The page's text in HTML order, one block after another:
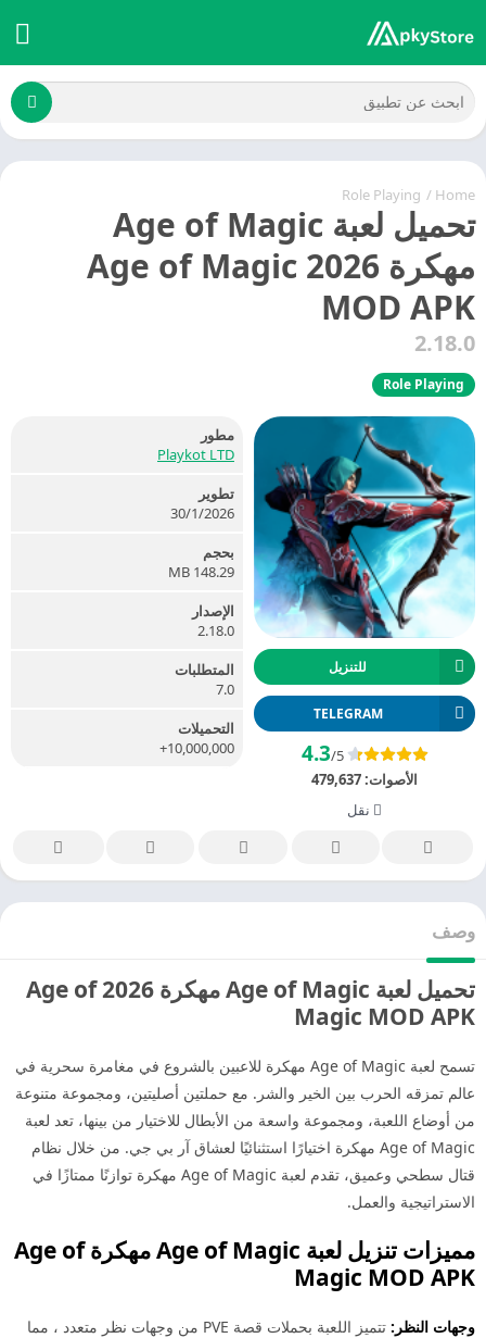
Home
/
Role Playing
تحميل لعبة Age of Magic
مهكرة 2026 Age of Magic
MOD APK
2.18.0
Role Playing
للتنزيل
TELEGRAM
4.3/5
الأصوات:479,637
نقل
مطور
Playkot LTD
تطوير
30/1/2026
بحجم
148.29 MB
الإصدار
2.18.0
المتطلبات
7.0
التحميلات
10,000,000+
وصف
تحميل لعبة Age of Magic مهكرة 2026 Age of
Magic MOD APK
تسمح لعبة Age of Magic مهكرة للاعبين بالشروع في مغامرة سحرية في
عالم تمزقه الحرب بين الخير والشر. مع حملتين أصليتين، ومجموعة متنوعة
من أوضاع اللعبة، ومجموعة واسعة من الأبطال للاختيار من بينها، تعد لعبة
Age of Magic مهكرة اختيارًا استثنائيًا لعشاق آر بي جي. من خلال نظام
قتال سطحي وعميق، تقدم لعبة Age of Magic مهكرة توازنًا ممتازًا في
الاستراتيجية والعمل.
مميزات تنزيل لعبة Age of Magic مهكرة Age of
Magic MOD APK
وجهات النظر:
تتميز اللعبة بحملات قصة PVE من وجهات نظر متعدد ، مما